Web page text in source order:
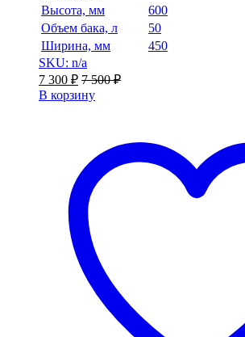
Высота, мм
600
Объем бака, л
50
Ширина, мм
450
SKU: n/a
7 300 ₽ 7 500₽
В корзину